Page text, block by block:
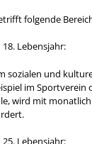
folgende
Lebensjahr:
sozialen und
im Sportverein
wird mit monatlich
Lebensjahr: